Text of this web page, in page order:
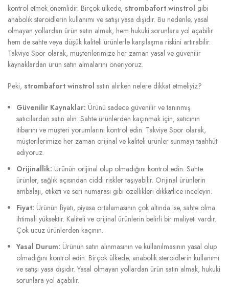
kontrol etmek önemlidir. Birçok ülkede, strombafort winstrol gibi
anabolik steroidlerin kullanımı ve satışı yasa dışıdır. Bu nedenle, yasal
olmayan yollardan ürün satın almak, hem hukuki sorunlara yol açabilir
hem de sahte veya düşük kaliteli ürünlerle karşılaşma riskini artırabilir.
Takviye Spor olarak, müşterilerimize her zaman yasal ve güvenilir
kaynaklardan ürün satın almalarını öneriyoruz.
Peki, strombafort winstrol satın alırken nelere dikkat etmeliyiz?
Güvenilir Kaynaklar: Ürünü sadece güvenilir ve tanınmış
satıcılardan satın alın. Sahte ürünlerden kaçınmak için, satıcının
itibarını ve müşteri yorumlarını kontrol edin. Takviye Spor olarak,
müşterilerimize her zaman orijinal ve kaliteli ürünler sunmayı taahhüt
ediyoruz.
Orijinallik: Ürünün orijinal olup olmadığını kontrol edin. Sahte
ürünler, sağlık açısından ciddi riskler taşıyabilir. Orijinal ürünlerin
ambalajı, etiketi ve seri numarası gibi özellikleri dikkatlice inceleyin.
Fiyat: Ürünün fiyatı, piyasa ortalamasının çok altında ise, sahte olma
ihtimali yüksektir. Kaliteli ve orijinal ürünlerin belirli bir maliyeti vardır.
Çok ucuz ürünlerden kaçının.
Yasal Durum: Ürünün satın alınmasının ve kullanılmasının yasal olup
olmadığını kontrol edin. Birçok ülkede, anabolik steroidlerin kullanımı
ve satışı yasa dışıdır. Yasal olmayan yollardan ürün satın almak, hukuki
sorunlara yol açabilir.